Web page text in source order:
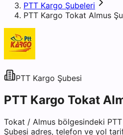
PTT Kargo Şubeleri
PTT Kargo Tokat Almus
PTT Kargo Şubesi
PTT Kargo Tokat
Tokat / Almus bölgesindeki
Şubesi adres, telefon ve yol